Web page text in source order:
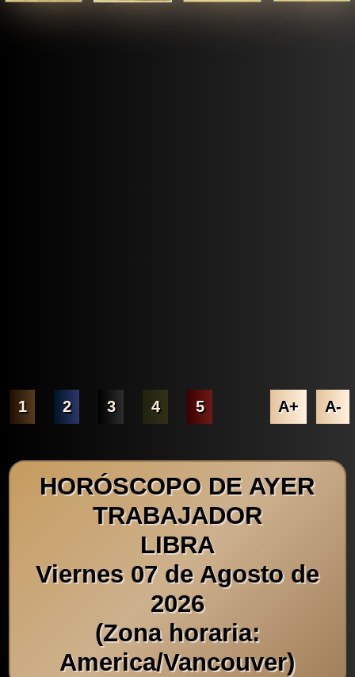
1 2 3 4 5 A+ A-
HORÓSCOPO DE AYER
TRABAJADOR
LIBRA
Viernes 07 de Agosto de
2026
(Zona horaria:
America/Vancouver)